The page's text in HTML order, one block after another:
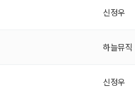
신정우
하늘뮤직
신정우